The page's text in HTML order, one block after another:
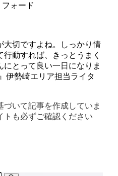
ォード
大切ですよね。しっかり情
動すれば、きっとうまく
とって良い一日になりま
伊勢崎エリア担当ライタ
いて記事を作成していま
トも必ずご確認ください